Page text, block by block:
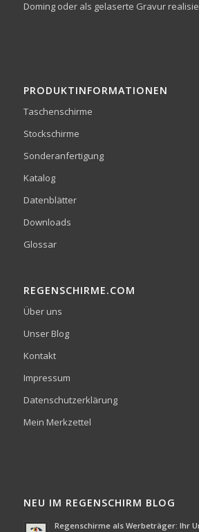
Doming oder als gelaserte Gravur
PRODUKTINFORMATIONEN
Taschenschirme
Stockschirme
Sonderanfertigung
Katalog
Datenblätter
Downloads
Glossar
REGENSCHIRME.COM
Über uns
Unser Blog
Kontakt
Impressum
Datenschutzerklärung
Mein Merkzettel
NEU IM REGENSCHIRM BLOG
Regenschirme als Werbeträger: Ihr